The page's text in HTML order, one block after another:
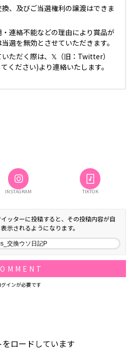
、及びご当選権利の譲渡はできま
連絡不能などの理由により賞品が
選を無効とさせていただきます。
ただく際は、𝕏（旧：Twitter）
ください)より連絡いたします。
INSTAGRAM TIKTOK
ッターに投稿すると、その投稿内容が自
示されるようになります。
グインが必要です
ロードしています